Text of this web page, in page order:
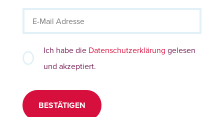
Ich habe die Datenschutzerklärung gelesen
und akzeptiert.
BESTÄTIGEN